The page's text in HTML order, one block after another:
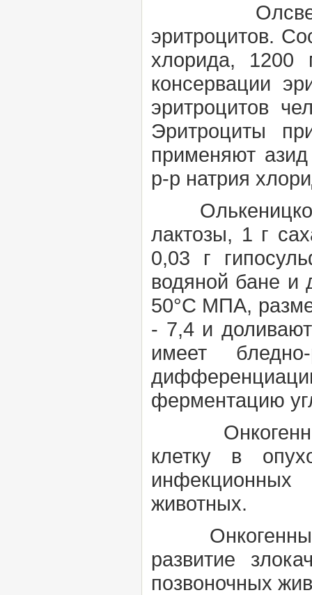
Олсвера
эритроцитов.
хлорида, 1200
консервации
эритроцитов
Эритроциты
применяют
р-р натрия
лактозы, 1 г
0,03 г
водяной бане и
50°С МПА,
- 7,4 и
имеет
ферментацию
клетку в
инфекционных
животных.
развитие
позвоночных